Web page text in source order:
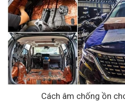
Cách âm chống ồn